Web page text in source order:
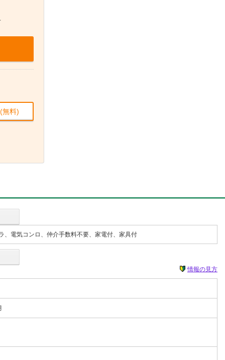
(無料)
、電気コンロ、仲介手数料不要、家電付、家具付
情報の見方